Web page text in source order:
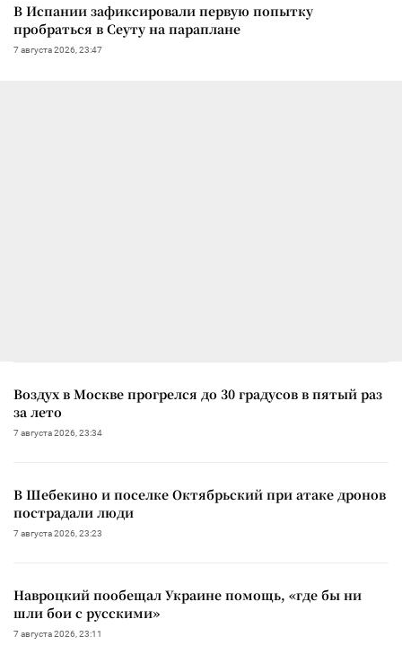
В Испании зафиксировали первую попытку
пробраться в Сеуту на параплане
7 августа 2026, 23:47
Воздух в Москве прогрелся до 30 градусов в пятый раз
за лето
7 августа 2026, 23:34
В Шебекино и поселке Октябрьский при атаке дронов
пострадали люди
7 августа 2026, 23:23
Навроцкий пообещал Украине помощь, «где бы ни
шли бои с русскими»
7 августа 2026, 23:11